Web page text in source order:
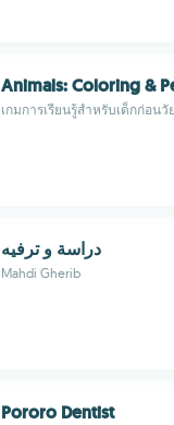
Animals: Coloring &
เกมการเรียนรู้สำหรับเด็กก่อน
دراسة و ترفيه
Mahdi Gherib
Pororo Dentist